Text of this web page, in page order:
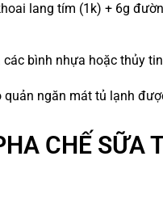
lang tím (1k) + 6g
bình nhựa hoặc thủy
ngăn mát tủ lạnh
CHẾ SỮA